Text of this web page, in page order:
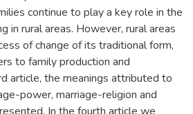
continue to play a key role in the
in rural areas. However, rural areas
of change of its traditional form,
to family production and
article, the meanings attributed to
power, marriage-religion and